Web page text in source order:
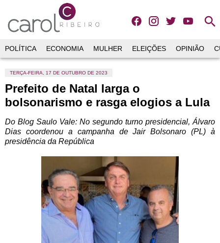
search
POLÍTICA ECONOMIA MULHER ELEIÇÕES OPINIÃO
TERÇA-FEIRA, 17 DE OUTUBRO DE 2023
Prefeito de Natal larga o
bolsonarismo e rasga elogios a Lula
Do Blog Saulo Vale: No segundo turno presidencial, Álvaro
Dias coordenou a campanha de Jair Bolsonaro (PL) à
presidência da República